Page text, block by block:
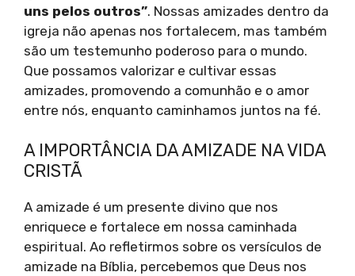
uns pelos outros”. Nossas amizades dentro da
igreja não apenas nos fortalecem, mas também
são um testemunho poderoso para o mundo.
Que possamos valorizar e cultivar essas
amizades, promovendo a comunhão e o amor
entre nós, enquanto caminhamos juntos na fé.
A IMPORTÂNCIA DA AMIZADE NA VIDA
CRISTÃ
A amizade é um presente divino que nos
enriquece e fortalece em nossa caminhada
espiritual. Ao refletirmos sobre os versículos de
amizade na Bíblia, percebemos que Deus nos